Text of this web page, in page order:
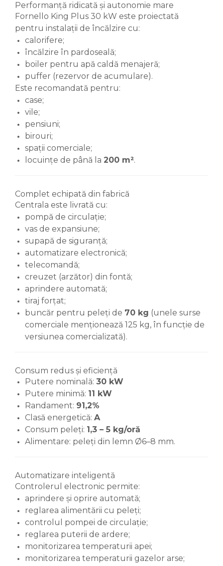
Performanță ridicată și autonomie mare
Fornello King Plus 30 kW este proiectată
pentru instalații de încălzire cu:
calorifere;
încălzire în pardoseală;
boiler pentru apă caldă menajeră;
puffer (rezervor de acumulare).
Este recomandată pentru:
case;
vile;
pensiuni;
birouri;
spații comerciale;
locuințe de până la 200 m².
Complet echipată din fabrică
Centrala este livrată cu:
pompă de circulație;
vas de expansiune;
supapă de siguranță;
automatizare electronică;
telecomandă;
creuzet (arzător) din fontă;
aprindere automată;
tiraj forțat;
buncăr pentru peleți de 70 kg (unele surse
comerciale menționează 125 kg, în funcție de
versiunea comercializată).
Consum redus și eficiență
Putere nominală: 30 kW
Putere minimă: 11 kW
Randament: 91,2%
Clasă energetică: A
Consum peleți: 1,3 – 5 kg/oră
Alimentare: peleți din lemn Ø6–8 mm.
Automatizare inteligentă
Controlerul electronic permite:
aprindere și oprire automată;
reglarea alimentării cu peleți;
controlul pompei de circulație;
reglarea puterii de ardere;
monitorizarea temperaturii apei;
monitorizarea temperaturii gazelor arse;